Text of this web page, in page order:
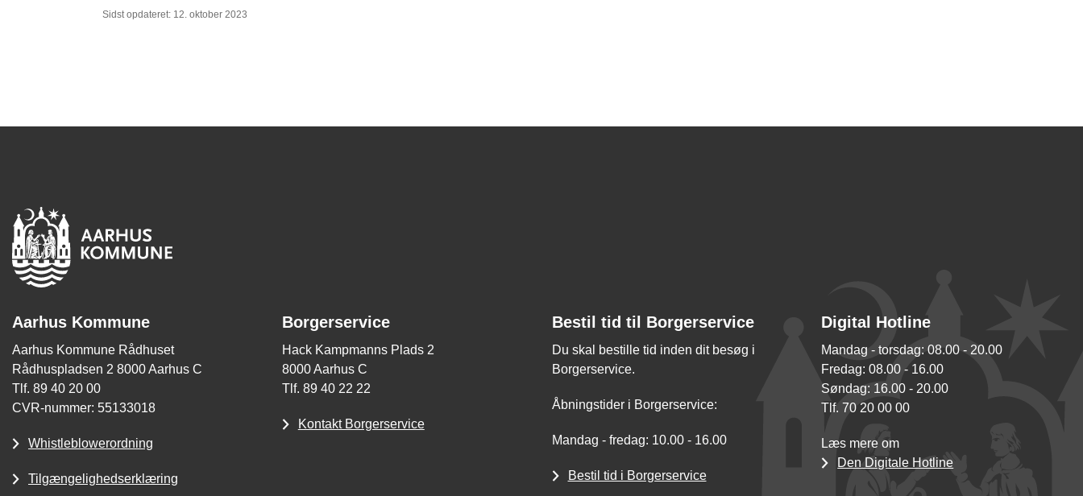
Sidst opdateret: 12. oktober 2023
Aarhus Kommune
Aarhus Kommune Rådhuset
Rådhuspladsen 2 8000 Aarhus C
Tlf. 89 40 20 00
CVR-nummer: 55133018
Whistleblowerordning
Tilgængelighedserklæring
Borgerservice
Hack Kampmanns Plads 2
8000 Aarhus C
Tlf. 89 40 22 22
Kontakt Borgerservice
Bestil tid til Borgerservice
Du skal bestille tid inden dit besøg i
Borgerservice.
Åbningstider i Borgerservice:
Mandag - fredag: 10.00 - 16.00
Bestil tid i Borgerservice
Digital Hotline
Mandag - torsdag: 08.00 - 20.00
Fredag: 08.00 - 16.00
Søndag: 16.00 - 20.00
Tlf. 70 20 00 00
Læs mere om
Den Digitale Hotline